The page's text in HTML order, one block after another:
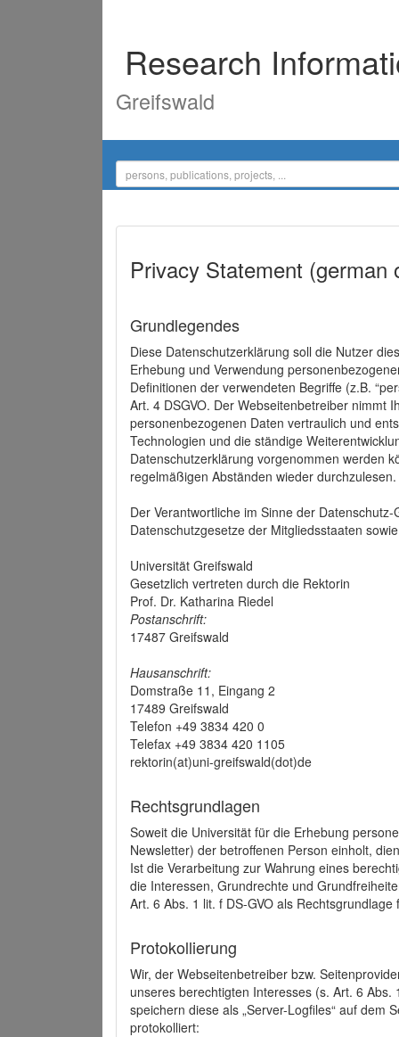
Research
Greifswald
Privacy Statement (german
Grundlegendes
Diese Datenschutzerklärung soll die Nutzer
Erhebung und Verwendung
Definitionen der verwendeten Begriffe (z.B.
Art. 4 DSGVO. Der Webseitenbetreiber nimmt
personenbezogenen Daten vertraulich und
Technologien und die ständige
Datenschutzerklärung vorgenommen werden
regelmäßigen Abständen wieder durchzulesen.
Der Verantwortliche im Sinne der
Datenschutzgesetze der Mitgliedsstaaten
Universität Greifswald
Gesetzlich vertreten durch die Rektorin
Prof. Dr. Katharina Riedel
Postanschrift:
17487 Greifswald
Hausanschrift:
Domstraße 11, Eingang 2
17489 Greifswald
Telefon +49 3834 420 0
Telefax +49 3834 420 1105
rektorin(at)uni-greifswald(dot)de
Rechtsgrundlagen
Soweit die Universität für die Erhebung
Newsletter) der betroffenen Person einholt,
Ist die Verarbeitung zur Wahrung eines
die Interessen, Grundrechte und
Art. 6 Abs. 1 lit. f DS-GVO als
Protokollierung
Wir, der Webseitenbetreiber bzw.
unseres berechtigten Interesses (s. Art. 6
speichern diese als „Server-Logfiles“ auf dem
protokolliert: